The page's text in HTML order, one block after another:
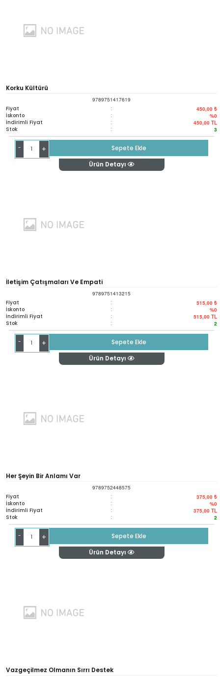
Korku Kültürü
9789751417619
Fiyat : 450,00 ₺
İskonto : %0
İndirimli Fiyat : 450,00 TL
Stok : 3
- +
Sepete Ekle
Ürün Detayı
İletişim Çatışmaları Ve Empati
9789751413215
Fiyat : 515,00 ₺
İskonto : %0
İndirimli Fiyat : 515,00 TL
Stok : 2
- +
Sepete Ekle
Ürün Detayı
Her Şeyin Bir Anlamı Var
9789752448575
Fiyat : 375,00 ₺
İskonto : %0
İndirimli Fiyat : 375,00 TL
Stok : 2
- +
Sepete Ekle
Ürün Detayı
Vazgeçilmez Olmanın Sırrı Destek